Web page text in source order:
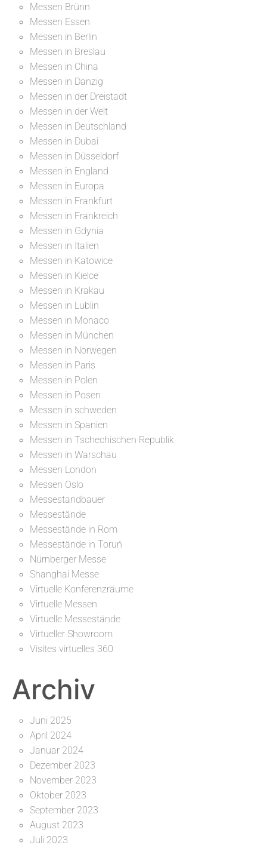
Messen Brünn
Messen Essen
Messen in Berlin
Messen in Breslau
Messen in China
Messen in Danzig
Messen in der Dreistadt
Messen in der Welt
Messen in Deutschland
Messen in Dubai
Messen in Düsseldorf
Messen in England
Messen in Europa
Messen in Frankfurt
Messen in Frankreich
Messen in Gdynia
Messen in Italien
Messen in Katowice
Messen in Kielce
Messen in Krakau
Messen in Lublin
Messen in Monaco
Messen in München
Messen in Norwegen
Messen in Paris
Messen in Polen
Messen in Posen
Messen in schweden
Messen in Spanien
Messen in Tschechischen Republik
Messen in Warschau
Messen London
Messen Oslo
Messestandbauer
Messestände
Messestände in Rom
Messestände in Toruń
Nürnberger Messe
Shanghai Messe
Virtuelle Konferenzräume
Virtuelle Messen
Virtuelle Messestände
Virtueller Showroom
Visites virtuelles 360
Archiv
Juni 2025
April 2024
Januar 2024
Dezember 2023
November 2023
Oktober 2023
September 2023
August 2023
Juli 2023